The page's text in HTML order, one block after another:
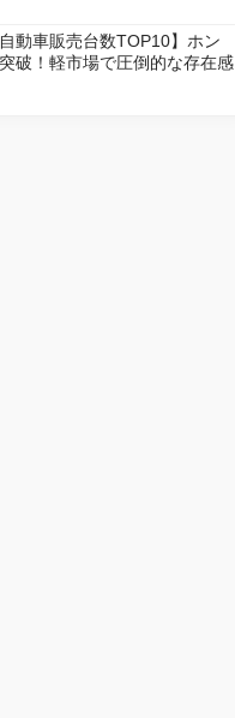
動車販売台数TOP10】ホン
破！軽市場で圧倒的な存在感